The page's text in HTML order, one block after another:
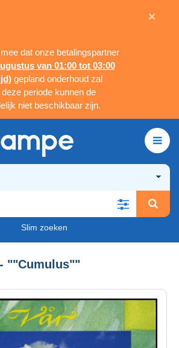
dat onze betalingspartner
van 01:00 tot 03:00
gepland onderhoud zal
periode kunnen de
niet beschikbaar zijn.
×
Slim zoeken
""Cumulus""